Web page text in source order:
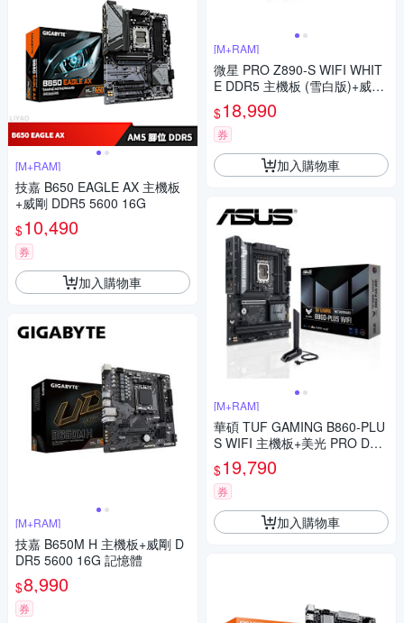
[M+RAM]
技嘉 B650 EAGLE AX 主機板
+威剛 DDR5 5600 16G
$10,490
券
加入購物車
[M+RAM]
技嘉 B650M H 主機板+威剛 D
DR5 5600 16G 記憶體
$8,990
券
[M+RAM]
微星 PRO Z890-S WIFI WHIT
E DDR5 主機板 (雪白版)+威剛
D5 32G 5600 記憶體
$18,990
券
加入購物車
[M+RAM]
華碩 TUF GAMING B860-PLU
S WIFI 主機板+美光 PRO D5 6
000 16G*2 超頻 32G 雙通 黑
散熱片
$19,790
券
加入購物車